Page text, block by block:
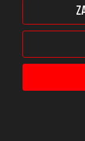
© Copyright 2022 |